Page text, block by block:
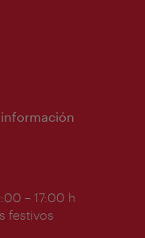
información
– 17:00 h
festivos